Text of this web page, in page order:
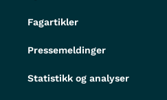
Fagartikler
Pressemeldinger
Statistikk og analyser